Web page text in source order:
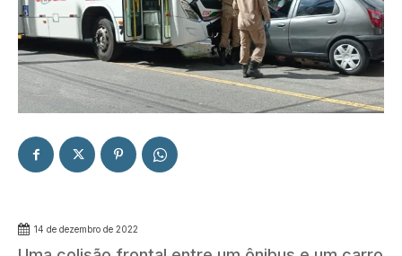
14 de dezembro de 2022